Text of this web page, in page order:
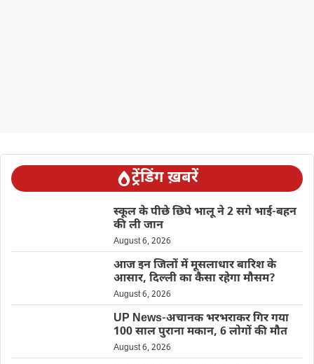
ट्रेंडिंग ख़बरें
स्कूल के पीछे छिपे भालू ने 2 सगे भाई-बहन
की ली जान
August 6, 2026
आज इन जिलों में मूसलाधार बारिश के
आसार, दिल्ली का कैसा रहेगा मौसम?
August 6, 2026
UP News-अचानक भरभराकर गिर गया
100 साल पुराना मकान, 6 लोगों की मौत
August 6, 2026